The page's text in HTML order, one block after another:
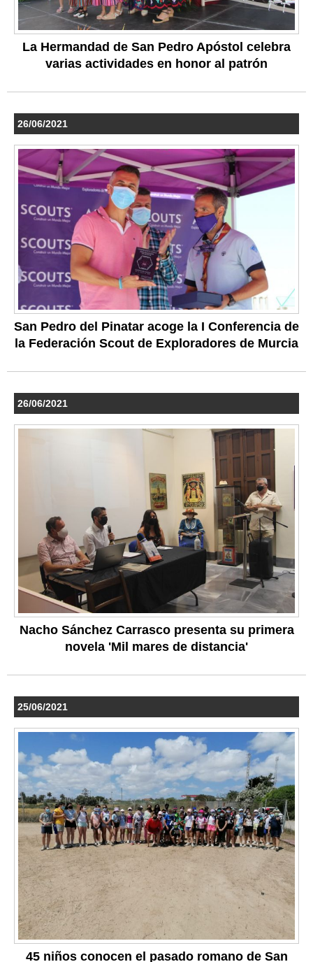
La Hermandad de San Pedro Apóstol celebra
varias actividades en honor al patrón
26/06/2021
San Pedro del Pinatar acoge la I Conferencia de
la Federación Scout de Exploradores de Murcia
26/06/2021
Nacho Sánchez Carrasco presenta su primera
novela 'Mil mares de distancia'
25/06/2021
45 niños conocen el pasado romano de San